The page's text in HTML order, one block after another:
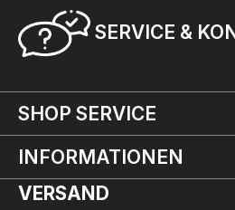
SERVICE &
SHOP SERVICE
INFORMATIONEN
VERSAND